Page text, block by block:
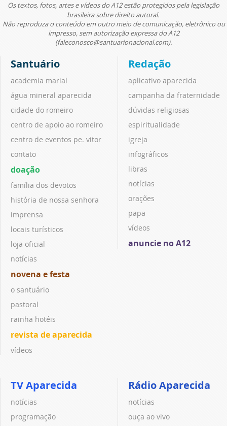
Os textos, fotos, artes e vídeos do A12 estão protegidos pela legislação
brasileira sobre direito autoral.
Não reproduza o conteúdo em outro meio de comunicação, eletrônico ou
impresso, sem autorização expressa do A12
(faleconosco@santuarionacional.com).
Santuário
academia marial
água mineral aparecida
cidade do romeiro
centro de apoio ao romeiro
centro de eventos pe. vitor
contato
doação
família dos devotos
história de nossa senhora
imprensa
locais turísticos
loja oficial
notícias
novena e festa
o santuário
pastoral
rainha hotéis
revista de aparecida
vídeos
Redação
aplicativo aparecida
campanha da fraternidade
dúvidas religiosas
espiritualidade
igreja
infográficos
libras
notícias
orações
papa
vídeos
anuncie no A12
TV Aparecida
notícias
programação
Rádio Aparecida
notícias
ouça ao vivo